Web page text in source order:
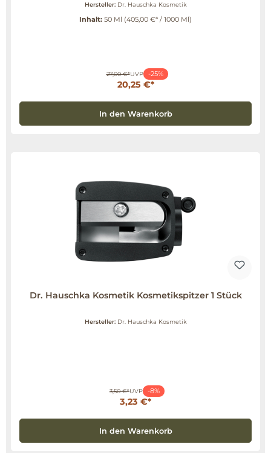
Hersteller: Dr. Hauschka Kosmetik
Inhalt: 50 Ml (405,00 €* / 1000 Ml)
27,00 €*UVP -25%
20,25 €*
In den Warenkorb
Dr. Hauschka Kosmetik Kosmetikspitzer 1 Stück
Hersteller: Dr. Hauschka Kosmetik
3,50 €*UVP -8%
3,23 €*
In den Warenkorb